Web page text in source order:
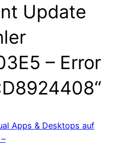
Update
– Error
Apps & Desktops auf